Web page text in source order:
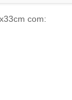
com: